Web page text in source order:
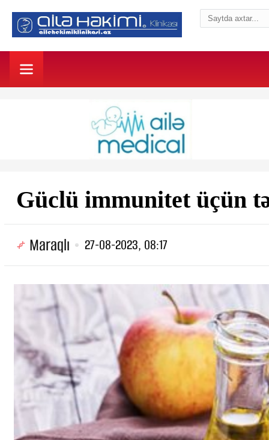
Güclü immunitet üçün
Maraqlı 27-08-2023, 08:17